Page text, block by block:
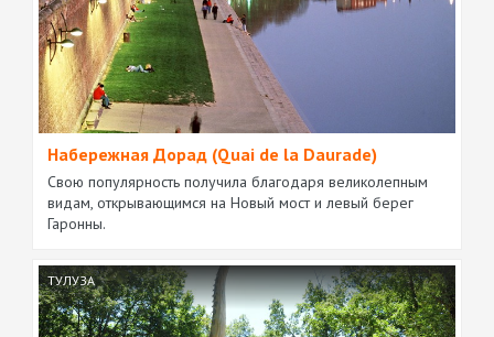
Набережная Дорад (Quai de la Daurade)
Свою популярность получила благодаря великолепным
видам, открывающимся на Новый мост и левый берег
Гаронны.
ТУЛУЗА